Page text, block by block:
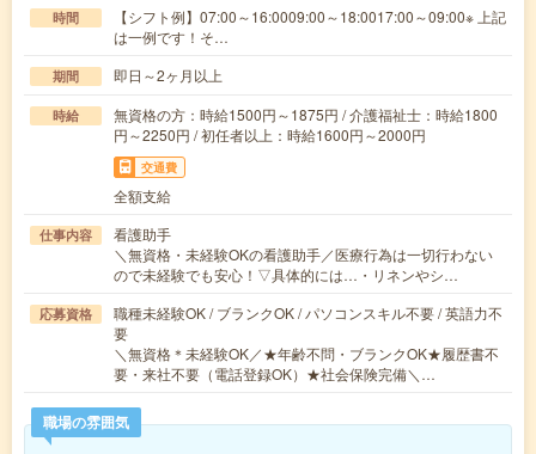
時間
【シフト例】07:00～16:0009:00～18:0017:00～09:00※ 上記
は一例です！そ…
期間 即日～2ヶ月以上
時給
無資格の方：時給1500円～1875円 / 介護福祉士：時給1800
円～2250円 / 初任者以上：時給1600円～2000円
交通費
全額支給
仕事内容
看護助手
＼無資格・未経験OKの看護助手／医療行為は一切行わない
ので未経験でも安心！▽具体的には…・リネンやシ…
応募資格
職種未経験OK / ブランクOK / パソコンスキル不要 / 英語力不
要
＼無資格＊未経験OK／★年齢不問・ブランクOK★履歴書不
要・来社不要（電話登録OK）★社会保険完備＼…
職場の雰囲気